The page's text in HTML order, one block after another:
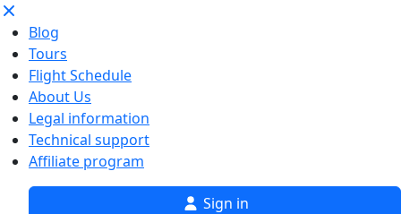
Blog
Tours
Flight Schedule
About Us
Legal information
Technical support
Affiliate program
Sign in